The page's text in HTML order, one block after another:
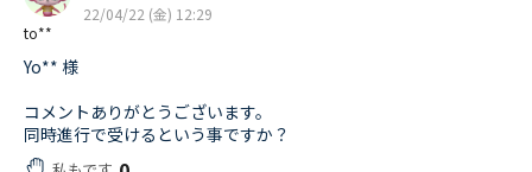
to**
22/04/22 (金) 12:29
Yo** 様
コメントありがとうございます。
同時進行で受けるという事ですか？